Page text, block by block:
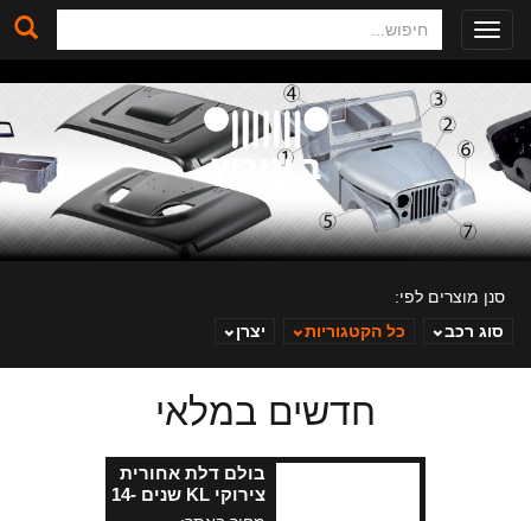
Toggle
navigation
ב. ינוביץ
סנן מוצרים לפי:
סוג רכב
כל הקטגוריות יצרן
חדשים במלאי
בולם דלת אחורית
צירוקי KL שנים 14-
18